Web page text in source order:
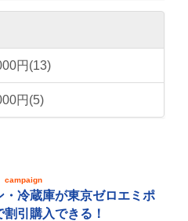
円(13)
円(5)
campaign
・冷蔵庫が東京ゼロエミポ
割引購入できる！